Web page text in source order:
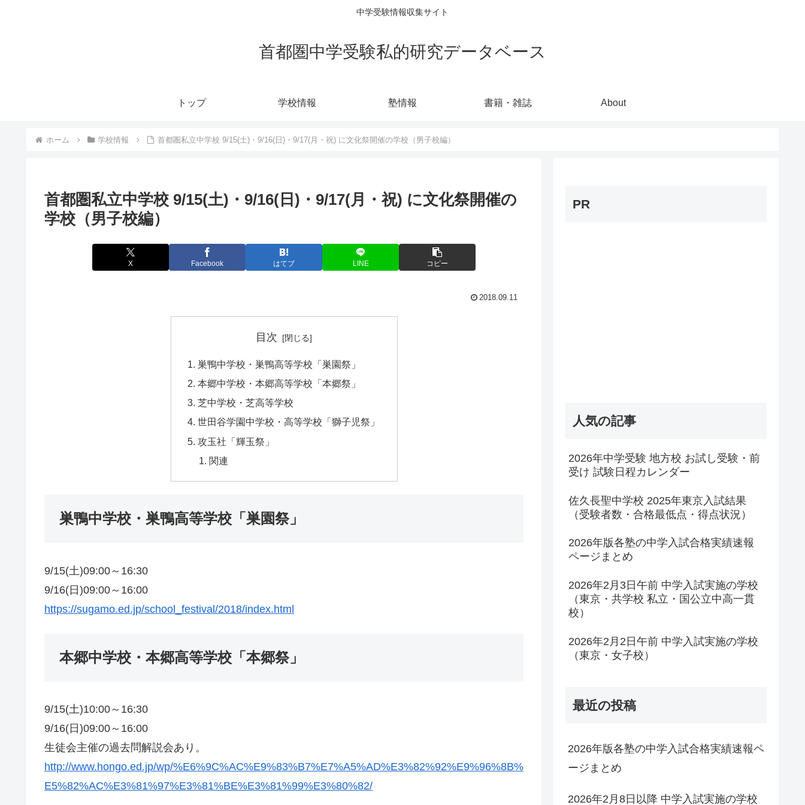
中学受験情報収集サイト
首都圏中学受験私的研究データベース
トップ 学校情報 塾情報 書籍・雑誌 About
ホーム 学校情報 首都圏私立中学校 9/15(土)・9/16(日)・9/17(月・祝) に文化祭開催の学校（男子校編）
首都圏私立中学校 9/15(土)・9/16(日)・9/17(月・祝) に文化祭開催の
学校（男子校編）
X Facebook はてブ LINE コピー
2018.09.11
目次
巣鴨中学校・巣鴨高等学校「巣園祭」
本郷中学校・本郷高等学校「本郷祭」
芝中学校・芝高等学校
世田谷学園中学校・高等学校「獅子児祭」
攻玉社「輝玉祭」
関連
巣鴨中学校・巣鴨高等学校「巣園祭」
9/15(土)09:00～16:30
9/16(日)09:00～16:00
https://sugamo.ed.jp/school_festival/2018/index.html
本郷中学校・本郷高等学校「本郷祭」
9/15(土)10:00～16:30
9/16(日)09:00～16:00
生徒会主催の過去問解説会あり。
http://www.hongo.ed.jp/wp/%E6%9C%AC%E9%83%B7%E7%A5%AD%E3%82%92%E9%96%8B%
E5%82%AC%E3%81%97%E3%81%BE%E3%81%99%E3%80%82/
PR
人気の記事
2026年中学受験 地方校 お試し受験・前
受け 試験日程カレンダー
佐久長聖中学校 2025年東京入試結果
（受験者数・合格最低点・得点状況）
2026年版各塾の中学入試合格実績速報
ページまとめ
2026年2月3日午前 中学入試実施の学校
（東京・共学校 私立・国公立中高一貫
校）
2026年2月2日午前 中学入試実施の学校
（東京・女子校）
最近の投稿
2026年版各塾の中学入試合格実績速報ペ
ージまとめ
2026年2月8日以降 中学入試実施の学校